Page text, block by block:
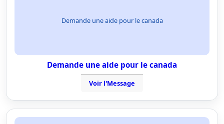
Demande une aide pour le canada
Demande une aide pour le canada
Voir l'Message